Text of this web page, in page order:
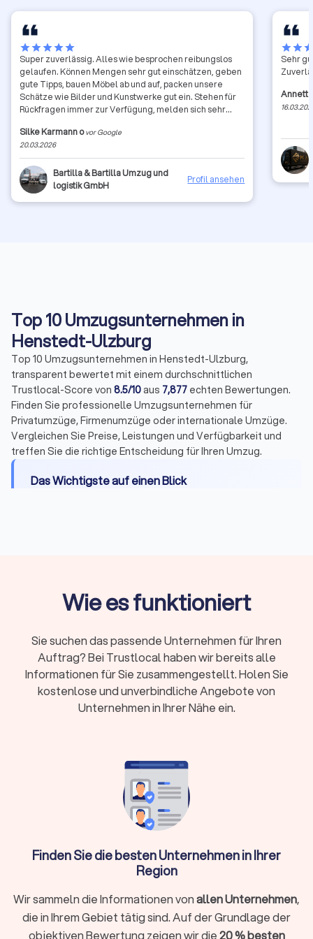
starstarstarstarstar
Super zuverlässig. Alles wie besprochen reibungslos
gelaufen. Können Mengen sehr gut einschätzen, geben
gute Tipps, bauen Möbel ab und auf, packen unsere
Schätze wie Bilder und Kunstwerke gut ein. Stehen für
Rückfragen immer zur Verfügung, melden sich sehr
gefegt. Perfekt, wir sagen Danke und empfehlen diese
Firma gerne weiter.
Silke Karmann o vor Google
20.03.2026
Bartilla & Bartilla Umzug und
logistik GmbH
Profil ansehen
starstar
Sehr
Top 10 Umzugsunternehmen in
Henstedt-Ulzburg
Top 10 Umzugsunternehmen in Henstedt-Ulzburg,
transparent bewertet mit einem durchschnittlichen
Trustlocal-Score von 8.5/10aus 7,877 echten Bewertungen.
Finden Sie professionelle Umzugsunternehmen für
Privatumzüge, Firmenumzüge oder internationale Umzüge.
Vergleichen Sie Preise, Leistungen und Verfügbarkeit und
treffen Sie die richtige Entscheidung für Ihren Umzug.
Das Wichtigste auf einen Blick
50-100 €/Stunde
Stundenlohn bei kleineren, flexiblen Umzügen
Zusatzkosten:Lange Tragewege, Etagen ohne
Aufzug, Wochenend- und Feiertagszuschläge,
Spezialtransporte
Kurzfristige Buchung:Oft ab 48-72 Stunden
Trustlocal hilft: Vergleichen Sie bis zu vier
Angebote, prüfen Sie Bewertungen und buchen
Was macht ein Umzugsunternehmen?
Ein Umzugsunternehmen, oft auch als Möbelspedition
bezeichnet, ist ein spezialisierter Dienstleister, der
Privatpersonen und Firmen bei der Planung, Organisation und
Durchführung eines Wohnort- oder Standortwechsels
Wie es funktioniert
Sie suchen das passende Unternehmen für Ihren
Auftrag? Bei Trustlocal haben wir bereits alle
Informationen für Sie zusammengestellt. Holen Sie
kostenlose und unverbindliche Angebote von
Unternehmen in Ihrer Nähe ein.
Finden Sie die besten Unternehmen in Ihrer
Region
Wir sammeln die Informationen vonallen Unternehmen,
die in Ihrem Gebiet tätig sind. Auf der Grundlage der
objektiven Bewertung zeigen wir die20 % besten